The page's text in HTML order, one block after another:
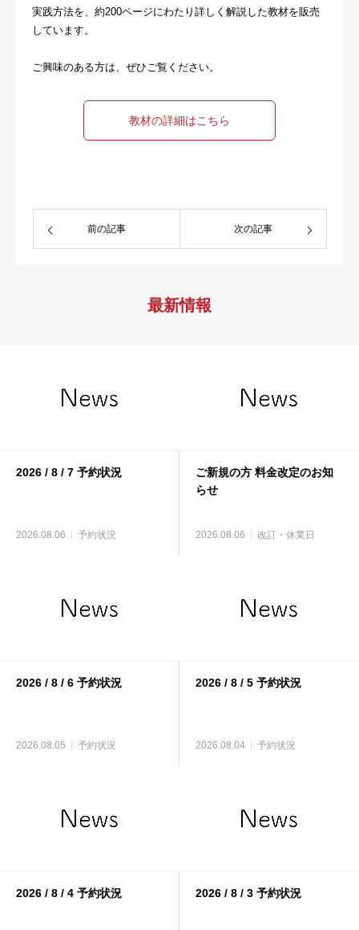
実践方法を、約200ページにわたり詳しく解説した教材を販売
しています。
ご興味のある方は、ぜひご覧ください。
教材の詳細はこちら
前の記事 次の記事
最新情報
2026 / 8 / 7 予約状況
2026.08.06 予約状況
ご新規の方 料金改定のお知
らせ
2026.08.06 改訂・休業日
2026 / 8 / 6 予約状況
2026.08.05 予約状況
2026 / 8 / 5 予約状況
2026.08.04 予約状況
2026 / 8 / 4 予約状況 2026 / 8 / 3 予約状況